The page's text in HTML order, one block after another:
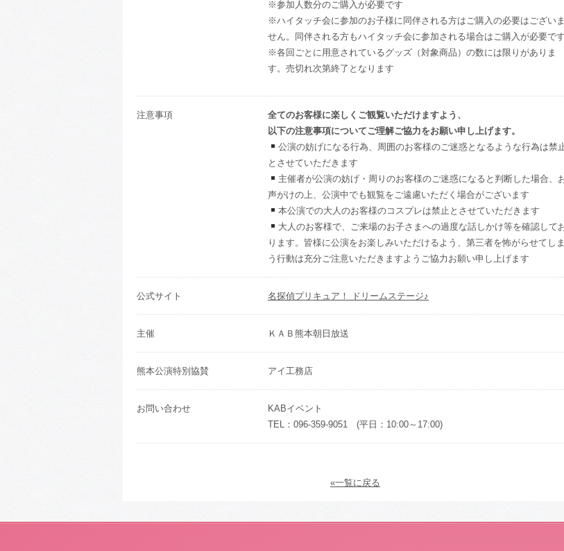
※参加人数分のご購入が必要です
※ハイタッチ会に参加のお子様に同伴される方はご購入の必要はございま
せん。同伴される方もハイタッチ会に参加される場合はご購入が必要です
※各回ごとに用意されているグッズ（対象商品）の数には限りがありま
す。売切れ次第終了となります
注意事項
全てのお客様に楽しくご観覧いただけますよう、
以下の注意事項についてご理解ご協力をお願い申し上げます。
公演の妨げになる行為、周囲のお客様のご迷惑となるような行為は禁
とさせていただきます
主催者が公演の妨げ・周りのお客様のご迷惑になると判断した場合、
声がけの上、公演中でも観覧をご遠慮いただく場合がございます
本公演での大人のお客様のコスプレは禁止とさせていただきます
大人のお客様で、ご来場のお子さまへの過度な話しかけ等を確認して
ります。皆様に公演をお楽しみいただけるよう、第三者を怖がらせてしま
う行動は充分ご注意いただきますようご協力お願い申し上げます
公式サイト 名探偵プリキュア！ ドリームステージ♪
主催 ＫＡＢ熊本朝日放送
熊本公演特別協賛 アイ工務店
お問い合わせ
KABイベント
TEL：096-359-9051 (平日：10:00～17:00)
«一覧に戻る